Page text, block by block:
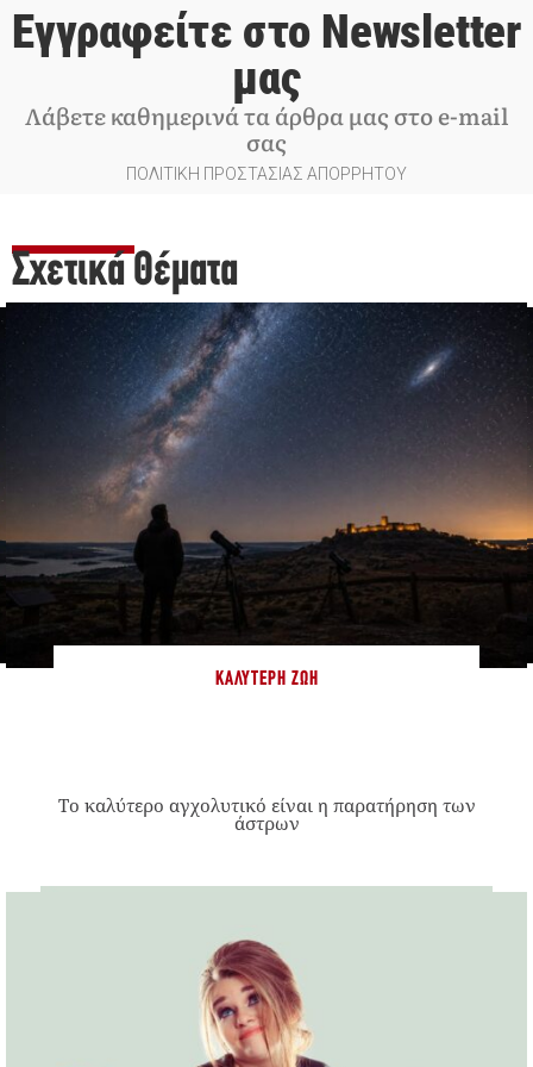
Εγγραφείτε στο Newsletter
μας
Λάβετε καθημερινά τα άρθρα μας στο e-mail
σας
ΠΟΛΙΤΙΚΗ ΠΡΟΣΤΑΣΙΑΣ ΑΠΟΡΡΗΤΟΥ
Σχετικά Θέματα
ΚΑΛΎΤΕΡΗ ΖΩΉ
Το καλύτερο αγχολυτικό είναι η παρατήρηση των
άστρων